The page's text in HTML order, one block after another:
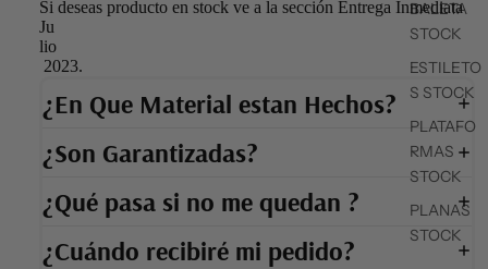
BALETA
STOCK
ESTILETO
S STOCK
PLATAFO
RMAS
STOCK
PLANAS
STOCK
Si deseas producto en stock ve a la sección Entrega Inmediata
Ju
lio
2023.
¿En Que Material estan Hechos?
¿Son Garantizadas?
¿Qué pasa si no me quedan ?
¿Cuándo recibiré mi pedido?